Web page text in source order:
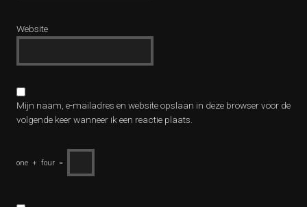
Website
Mijn naam, e-mailadres en website opslaan in deze browser voor de
volgende keer wanneer ik een reactie plaats.
one + four =